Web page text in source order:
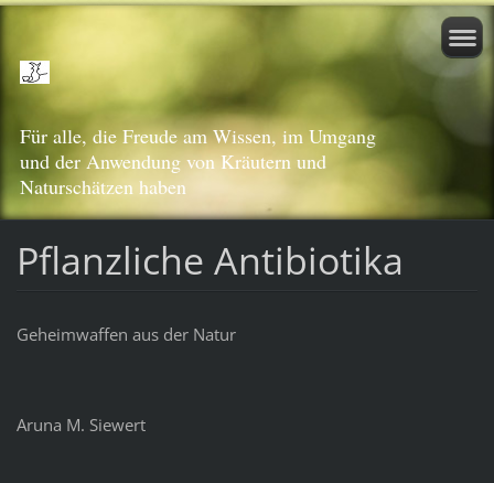
Für alle, die Freude am Wissen, im Umgang
und der Anwendung von Kräutern und
Naturschätzen haben
Pflanzliche Antibiotika
Geheimwaffen aus der Natur
Aruna M. Siewert